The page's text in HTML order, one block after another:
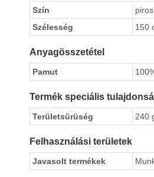
Szín
Szélesség
150
Anyagösszetétel
Pamut
Termék speciális
Területsürüség 240
Felhasználási területek
Javasolt termékek